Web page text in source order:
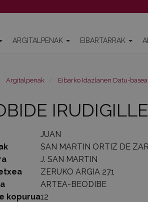
ARGITALPENAK EIBARTARRAK
Argitalpenak Eibarko Idazlanen Datu-basea
JUAN
SAN MARTIN ORTIZ DE
J. SAN MARTIN
ZERUKO ARGIA 271
ARTEA-BEODIBE
kopurua12